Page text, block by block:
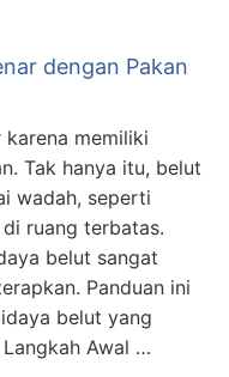
dengan Pakan
memiliki
Tak hanya itu, belut
wadah, seperti
ruang terbatas.
belut sangat
Panduan ini
belut yang
Awal …